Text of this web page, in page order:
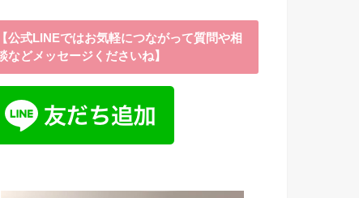
【公式LINEではお気軽につながって質問や相
などメッセージくださいね】